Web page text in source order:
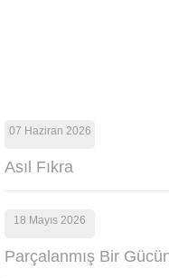
07 Haziran 2026
Asıl Fıkra
18 Mayıs 2026
Parçalanmış Bir